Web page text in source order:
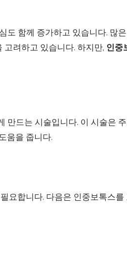
도 함께 증가하고 있습니다. 많
고려하고 있습니다. 하지만, 인중
만드는 시술입니다. 이 시술은
움을 줍니다.
요합니다. 다음은 인중보톡스를